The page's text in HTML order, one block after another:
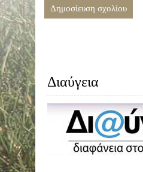
Διαύγεια